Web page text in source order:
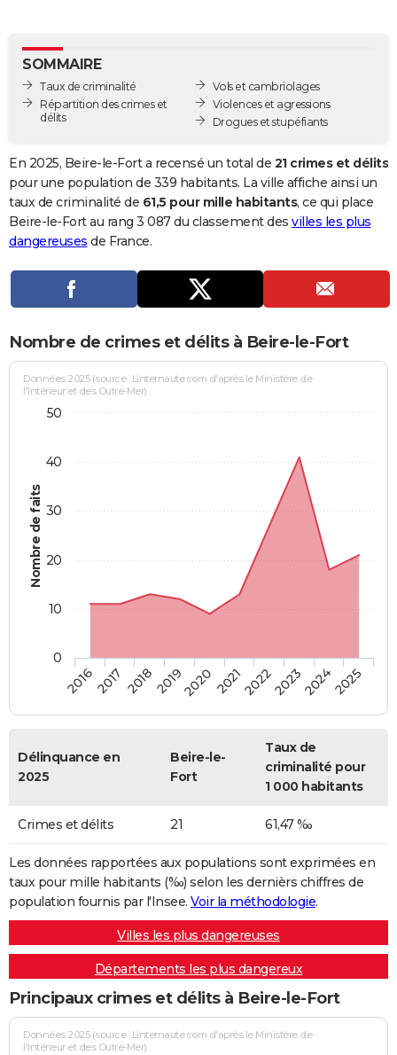
GUIDES D'ACHAT
BONS PLANS
Carte de Noël
Carte Bonne année
Carte Saint-Valentin
Carte Pâques
Carte d'anniversaire
DICTIONNAIRE
Dictionnaire
Biographies
Citations
Expressions
Proverbes
PROGRAMME TV
COPAINS D'AVANT
S'inscrire
Se connecter
Lycées
Collèges
Primaires
Universités
Entreprises
Service militaire
Avis de recherche
AVIS DE DÉCÈS
FORUM
Bricolage
Lifestyle
Culture
Sport
Auto
Television
Voyage
Cinema
SOMMAIRE
Taux de criminalité
Répartition des crimes et
délits
Vols et cambriolages
Violences et agressions
Drogues et stupéfiants
En 2025, Beire-le-Fort a recensé un total de 21 crimes et délits
pour une population de 339 habitants. La ville affiche ainsi un
taux de criminalité de 61,5 pour mille habitants, ce qui place
Beire-le-Fort au rang 3 087 du classement des villes les plus
dangereuses de France.
Nombre de crimes et délits à Beire-le-Fort
Nombre de faits
Données 2025 (source : Linternaute.com d'après le Ministère de
l'Intérieur et des Outre-Mer)
20162017 20182019202020212022202320242025
0
10
20
30
40
50
Délinquance en
2025
Beire-le-
Fort
Taux de
criminalité pour
1 000 habitants
Crimes et délits 21 61,47 ‰
Les données rapportées aux populations sont exprimées en
taux pour mille habitants (‰) selon les dernièrs chiffres de
population fournis par l'Insee. Voir la méthodologie.
Villes les plus dangereuses
Départements les plus dangereux
Principaux crimes et délits à Beire-le-Fort
Données 2025 (source : Linternaute.com d'après le Ministère de
l'Intérieur et des Outre-Mer)